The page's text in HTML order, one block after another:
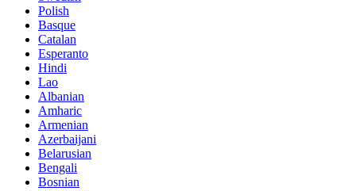
Polish
Basque
Catalan
Esperanto
Hindi
Lao
Albanian
Amharic
Armenian
Azerbaijani
Belarusian
Bengali
Bosnian